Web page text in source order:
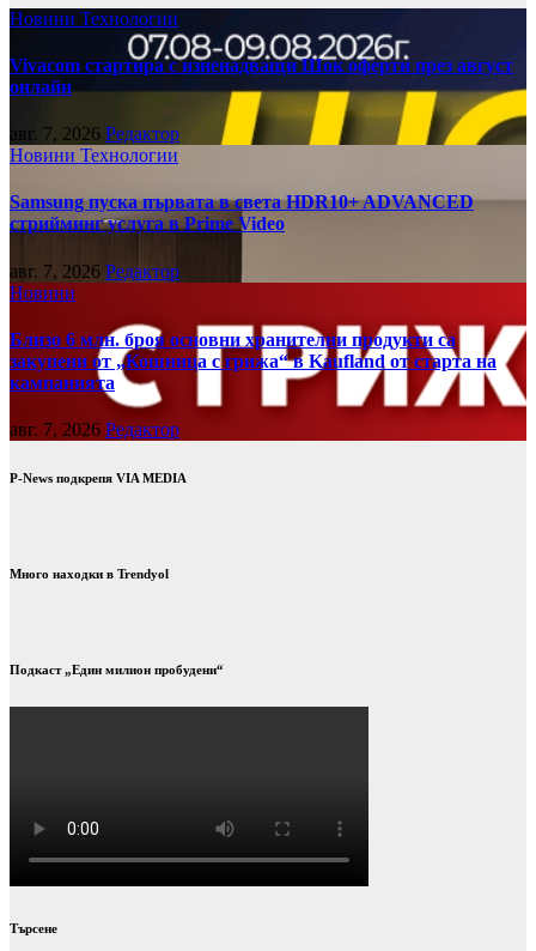
Новини Технологии
Vivacom стартира с изненадващи Шок оферти през август
онлайн
авг. 7, 2026 Редактор
Новини Технологии
Samsung пуска първата в света HDR10+ ADVANCED
стрийминг услуга в Prime Video
авг. 7, 2026 Редактор
Новини
Близо 6 млн. броя основни хранителни продукти са
закупени от „Кошница с грижа“ в Kaufland от старта на
кампанията
авг. 7, 2026 Редактор
P-News подкрепя VIA MEDIA
Много находки в Trendyol
Подкаст „Един милион пробудени“
Търсене